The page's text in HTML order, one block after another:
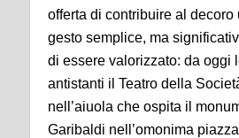
offerta di contribuire al decoro
gesto semplice, ma
di essere valorizzato: da oggi
antistanti il Teatro della
nell’aiuola che ospita il
Garibaldi nell’omonima